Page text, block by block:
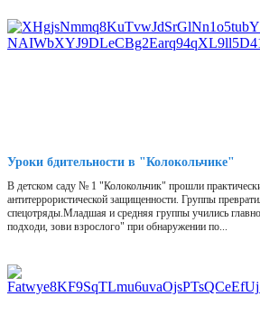
Уроки бдительности в "Колокольчике"
В детском саду № 1 "Колокольчик" прошли
антитеррористической защищенности. Группы
спецотряды.Младшая и средняя группы учились
подходи, зови взрослого" при обнаружении по...